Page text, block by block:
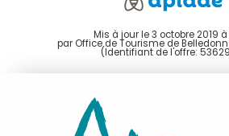
Mis à jour le 3 octobre 2019 à
par Office de Tourisme de
(Identifiant de l'offre: